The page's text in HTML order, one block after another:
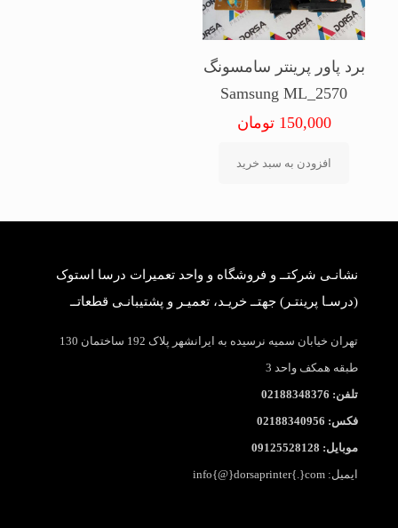
برد پاور پرینتر سامسونگ
Samsung ML_2570
150,000 تومان
افزودن به سبد خرید
نشانـی شرکتــ و فروشگاه و واحد تعمیرات درسا استوک
(درسـا پرینتـر) جهتــ خریـد، تعمیـر و پشتیبانـی قطعاتــ
تهران خیابان سمیه نرسیده به ایرانشهر پلاک 192 ساختمان 130
طبقه همکف واحد 3
تلفن: 02188348376
فکس: 02188340956
موبایل: 09125528128
ایمیل: info{@}dorsaprinter{.}com